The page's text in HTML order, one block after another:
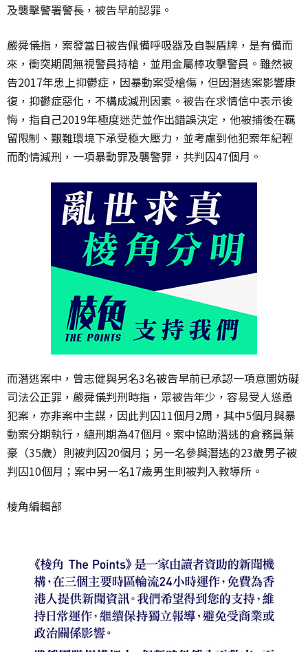
及襲擊警署警長，被告早前認罪。
嚴舜儀指，案發當日被告佩備呼吸器及自製盾牌，是有備而
來，衝突期間無視警員持槍，並用金屬棒攻擊警員。雖然被
告2017年患上抑鬱症，因暴動案受槍傷，但因潛逃案影響康
復，抑鬱症惡化，不構成減刑因素。被告在求情信中表示後
悔，指自己2019年極度迷茫並作出錯誤決定，他被捕後在羈
留限制、艱難環境下承受極大壓力，並考慮到他犯案年紀輕
而酌情減刑，一項暴動罪及襲警罪，共判囚47個月。
而潛逃案中，曾志健與另名3名被告早前已承認一項意圖妨礙
司法公正罪，嚴舜儀判刑時指，眾被告年少，容易受人慫恿
犯案，亦非案中主謀，因此判囚11個月2周，其中5個月與暴
動案分期執行，總刑期為47個月。案中協助潛逃的倉務員葉
豪（35歲）則被判囚20個月；另一名參與潛逃的23歲男子被
判囚10個月；案中另一名17歲男生則被判入教導所。
棱角編輯部